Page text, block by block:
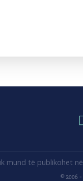
mund të publikohet
© 2006 -